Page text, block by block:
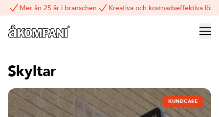
Mer än 25 år i branschen Kreativa och kostnadseffektiva
Skyltar
KUNDCASE